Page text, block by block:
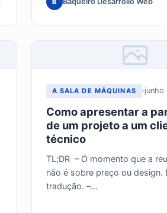
B
A SALA DE MÁQUINAS junho
Como apresentar a
de um projeto a um
técnico
TL;DR – O momento que a
não é sobre preço ou design.
tradução. –...